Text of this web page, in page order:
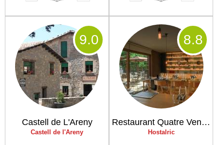
Castell de L'Areny
Castell de l'Areny
9.0
Restaurant Quatre Vents 3.0
Hostalric
8.8